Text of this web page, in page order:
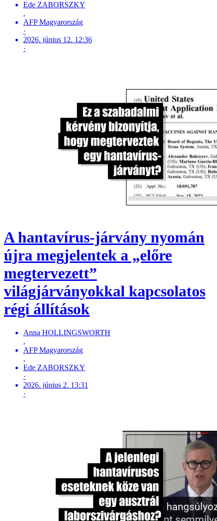
Ede ZABORSZKY
,
AFP Magyarország
·
2026. június 12. 12:36
·
A hantavírus-járvány nyomán
újra megjelentek a „előre
megtervezett”
világjárványokkal kapcsolatos
régi állítások
Anna HOLLINGSWORTH
,
AFP Magyarország
,
Ede ZABORSZKY
·
2026. június 2. 13:31
·